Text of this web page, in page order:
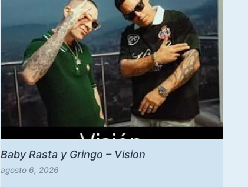
Baby Rasta y Gringo – Vision
agosto 6, 2026